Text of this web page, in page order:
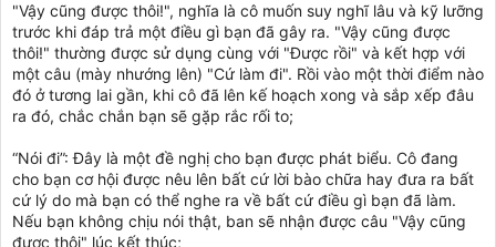
"Vậy cũng được thôi!", nghĩa là cô muốn suy nghĩ lâu và kỹ lưỡng
trước khi đáp trả một điều gì bạn đã gây ra. "Vậy cũng được
thôi!" thường được sử dụng cùng với "Được rồi" và kết hợp với
một câu (mày nhướng lên) "Cứ làm đi". Rồi vào một thời điểm nào
đó ở tương lai gần, khi cô đã lên kế hoạch xong và sắp xếp đâu
ra đó, chắc chắn bạn sẽ gặp rắc rối to;
“Nói đi”: Đây là một đề nghị cho bạn được phát biểu. Cô đang
cho bạn cơ hội được nêu lên bất cứ lời bào chữa hay đưa ra bất
cứ lý do mà bạn có thể nghe ra về bất cứ điều gì bạn đã làm.
Nếu bạn không chịu nói thật, ban sẽ nhận được câu "Vậy cũng
được thôi" lúc kết thúc;